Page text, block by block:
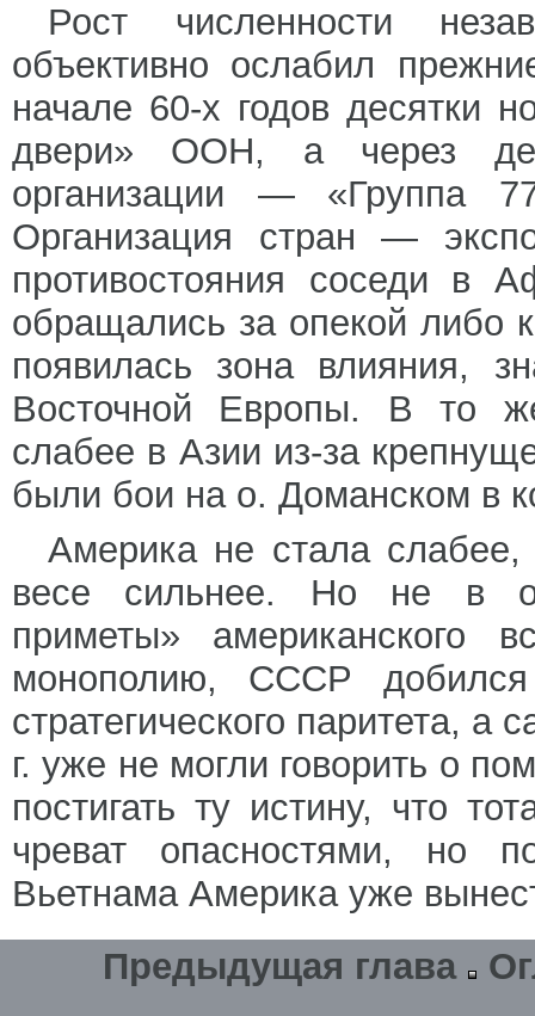
Рост численности
объективно ослабил
начале 60-х годов десятки
двери» ООН, а через
организации — «Группа
Организация стран —
противостояния соседи в
обращались за опекой либо
появилась зона влияния,
Восточной Европы. В то
слабее в Азии из-за
были бои на о. Доманском в
Америка не стала
весе сильнее. Но не в
приметы» американского
монополию, СССР
стратегического паритета,
г. уже не могли говорить о
постигать ту истину, что
чреват опасностями, но
Вьетнама Америка уже
Предыдущая глава